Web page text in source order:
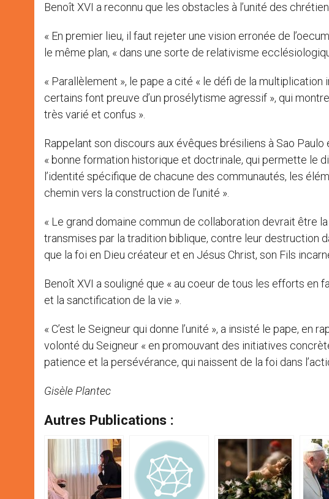
Benoît XVI a reconnu que les obstacles à l’unité des
« En premier lieu, il faut rejeter une vision erronée de
le même plan, « dans une sorte de relativisme
« Parallèlement », le pape a cité « le défi de la
certains font preuve d’un prosélytisme agressif », qui
très varié et confus ».
Rappelant son discours aux évêques brésiliens à Sao Paulo
« bonne formation historique et doctrinale, qui permette le
l’identité spécifique de chacune des communautés, les
chemin vers la construction de l’unité ».
« Le grand domaine commun de collaboration devrait être
transmises par la tradition biblique, contre leur destruction
que la foi en Dieu créateur et en Jésus Christ, son Fils
Benoît XVI a souligné que « au coeur de tous les efforts en
et la sanctification de la vie ».
« C’est le Seigneur qui donne l’unité », a insisté le pape, en
volonté du Seigneur « en promouvant des initiatives
patience et la persévérance, qui naissent de la foi dans
Gisèle Plantec
Autres Publications :